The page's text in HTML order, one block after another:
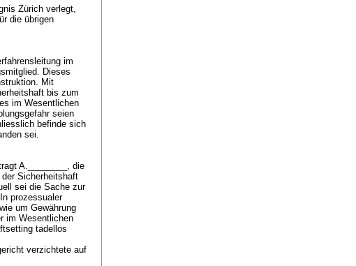
Zürich verlegt,
die übrigen
im
Dieses
Mit
bis zum
im Wesentlichen
seien
befinde sich
sei.
A.________, die
Sicherheitshaft
sei die Sache zur
prozessualer
um Gewährung
im Wesentlichen
tadellos
verzichtete auf